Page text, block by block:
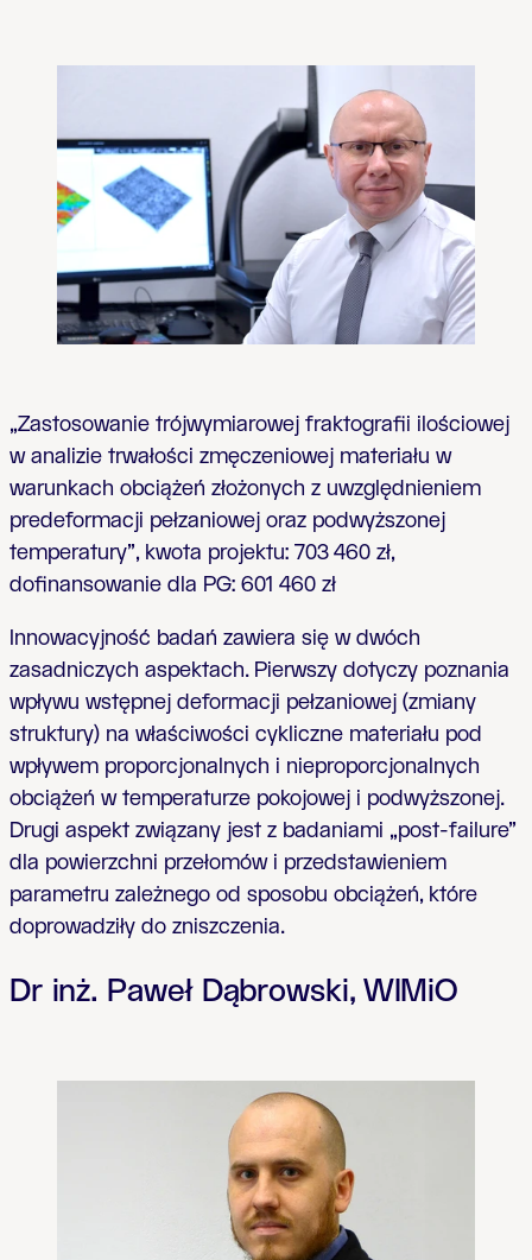
„Zastosowanie trójwymiarowej fraktografii ilościowej
w analizie trwałości zmęczeniowej materiału w
warunkach obciążeń złożonych z uwzględnieniem
predeformacji pełzaniowej oraz podwyższonej
temperatury”, kwota projektu: 703 460 zł,
dofinansowanie dla PG: 601 460 zł
Innowacyjność badań zawiera się w dwóch
zasadniczych aspektach. Pierwszy dotyczy poznania
wpływu wstępnej deformacji pełzaniowej (zmiany
struktury) na właściwości cykliczne materiału pod
wpływem proporcjonalnych i nieproporcjonalnych
obciążeń w temperaturze pokojowej i podwyższonej.
Drugi aspekt związany jest z badaniami „post-failure”
dla powierzchni przełomów i przedstawieniem
parametru zależnego od sposobu obciążeń, które
doprowadziły do zniszczenia.
Dr inż. Paweł Dąbrowski, WIMiO